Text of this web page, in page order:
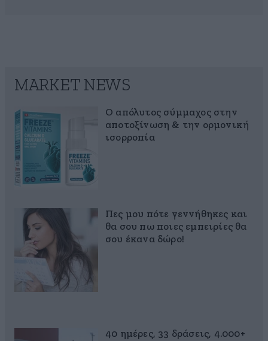
MARKET NEWS
Ο απόλυτος σύμμαχος στην
αποτοξίνωση & την ορμονική
ισορροπία
Πες μου πότε γεννήθηκες και
θα σου πω ποιες εμπειρίες θα
σου έκανα δώρο!
40 ημέρες, 33 δράσεις, 4.000+